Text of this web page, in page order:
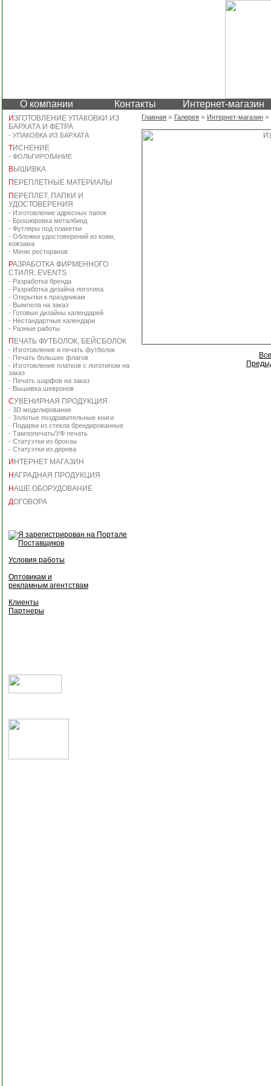
О компании Контакты Интернет-магазин
ИЗГОТОВЛЕНИЕ УПАКОВКИ ИЗ
БАРХАТА И ФЕТРА
- УПАКОВКА ИЗ БАРХАТА
ТИСНЕНИЕ
- ФОЛЬГИРОВАНИЕ
ВЫШИВКА
П ЕРЕПЛЕТНЫЕ МАТЕРИАЛЫ
П ЕРЕПЛЕТ, ПАПКИ И
УДОСТОВЕРЕНИЯ
- Изготовление адресных папок
- Брошюровка металбинд
- Футляры под плакетки
- Обложки удостоверений из кожи,
кожзама
- Меню ресторанов
РАЗРАБОТКА ФИРМЕННОГО
СТИЛЯ, EVENTS
- Разработка бренда
- Разработка дизайна логотипа
- Открытки к праздникам
- Вымпела на заказ
- Готовые дизайны календарей
- Нестандартные календари
- Разные работы
П ЕЧАТЬ ФУТБОЛОК, БЕЙСБОЛОК
- Изготовление и печать футболок
- Печать больших флагов
- Изготовление платков с логотипом на
заказ
- Печать шарфов на заказ
- Вышивка шевронов
СУВЕНИРНАЯ ПРОДУКЦИЯ
- 3D моделирование
- Золотые поздравительные книги
- Подарки из стекла брендированные
- Тампопечать/УФ печать
- Статуэтки из бронзы
- Статуэтки из дерева
И НТЕРНЕТ МАГАЗИН
НАГРАДНАЯ ПРОДУКЦИЯ
НАШЕ ОБОРУДОВАНИЕ
ДОГОВОРА
Условия работы
Оптовикам и
рекламным агентствам
Клиенты
Партнеры
Главная » Галерея » Интернет-магазин »
Все